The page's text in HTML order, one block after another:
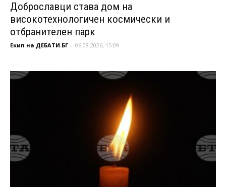
Доброславци става дом на
високотехнологичен космически и
отбранителен парк
Екип на ДЕБАТИ.БГ - 06.08.2026, 15:09